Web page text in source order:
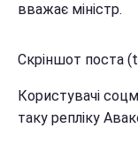
вважає міністр.
Скріншот поста
Користувачі
таку репліку